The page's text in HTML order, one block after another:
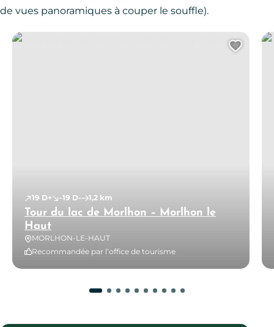
de vues panoramiques à couper le souffle).
19 D+ -19 D- 1,2 km
Tour du lac de Morlhon – Morlhon le
Haut
MORLHON-LE-HAUT
Recommandée par l’office de tourisme
Tour du lac de Morlhon – Morlhon le Haut